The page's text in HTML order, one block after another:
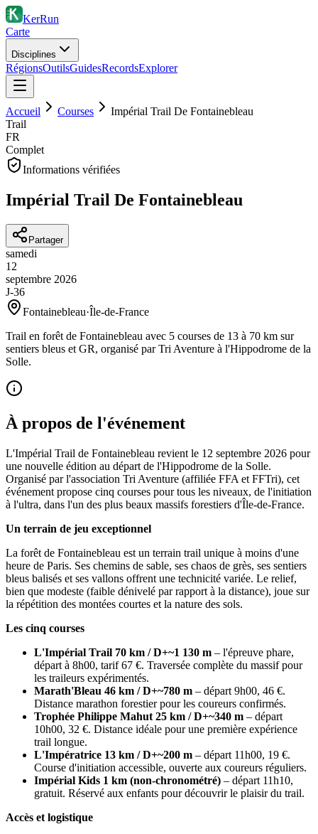
KerRun
Carte
Disciplines
RégionsOutilsGuidesRecordsExplorer
Accueil Courses
Impérial Trail De Fontainebleau
Trail
FR
Complet
Informations vérifiées
Impérial Trail De Fontainebleau
Partager
samedi
12
septembre 2026
J-36
Fontainebleau·Île-de-France
Trail en forêt de Fontainebleau avec 5 courses de 13 à 70 km sur
sentiers bleus et GR, organisé par Tri Aventure à l'Hippodrome de la
Solle.
À propos de l'événement
L'Impérial Trail de Fontainebleau revient le 12 septembre 2026 pour
une nouvelle édition au départ de l'Hippodrome de la Solle.
Organisé par l'association Tri Aventure (affiliée FFA et FFTri), cet
événement propose cinq courses pour tous les niveaux, de l'initiation
à l'ultra, dans l'un des plus beaux massifs forestiers d'Île-de-France.
Un terrain de jeu exceptionnel
La forêt de Fontainebleau est un terrain trail unique à moins d'une
heure de Paris. Ses chemins de sable, ses chaos de grès, ses sentiers
bleus balisés et ses vallons offrent une technicité variée. Le relief,
bien que modeste (faible dénivelé par rapport à la distance), joue sur
la répétition des montées courtes et la nature des sols.
Les cinq courses
L'Impérial Trail 70 km / D+~1 130 m – l'épreuve phare,
départ à 8h00, tarif 67 €. Traversée complète du massif pour
les traileurs expérimentés.
Marath'Bleau 46 km / D+~780 m – départ 9h00, 46 €.
Distance marathon forestier pour les coureurs confirmés.
Trophée Philippe Mahut 25 km / D+~340 m – départ
10h00, 32 €. Distance idéale pour une première expérience
trail longue.
L'Impératrice 13 km / D+~200 m – départ 11h00, 19 €.
Course d'initiation accessible, ouverte aux coureurs réguliers.
Impérial Kids 1 km (non-chronométré) – départ 11h10,
gratuit. Réservé aux enfants pour découvrir le plaisir du trail.
Accès et logistique